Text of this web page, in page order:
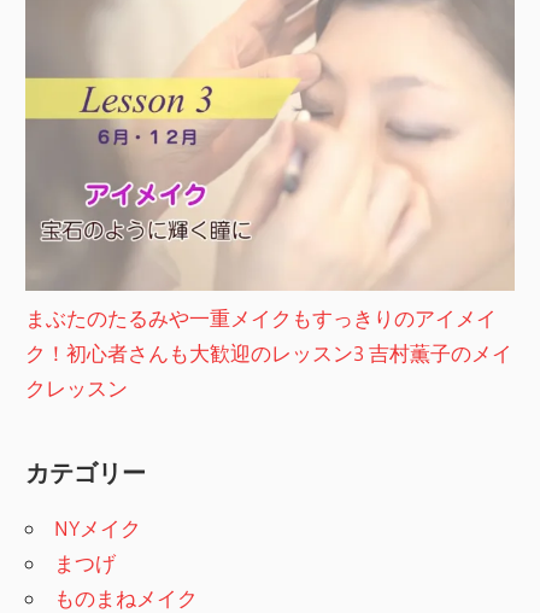
まぶたのたるみや一重メイクもすっきりのアイメイ
ク！初心者さんも大歓迎のレッスン3 吉村薫子のメイ
クレッスン
カテゴリー
NYメイク
まつげ
ものまねメイク